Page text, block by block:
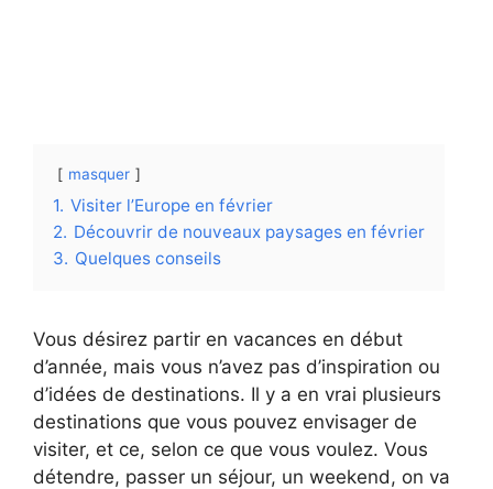
masquer
1. Visiter l’Europe en février
2. Découvrir de nouveaux paysages en février
3. Quelques conseils
Vous désirez partir en vacances en début
d’année, mais vous n’avez pas d’inspiration ou
d’idées de destinations. Il y a en vrai plusieurs
destinations que vous pouvez envisager de
visiter, et ce, selon ce que vous voulez. Vous
détendre, passer un séjour, un weekend, on va